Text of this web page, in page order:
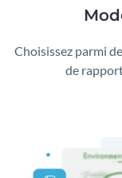
Choisissez parmi
de